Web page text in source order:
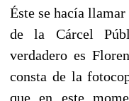
Éste se hacía
de la Cárcel
verdadero es
consta de la
que en este